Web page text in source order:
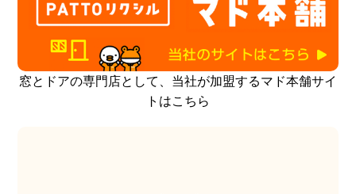
窓とドアの専門店として、当社が加盟するマド本舗サイ
トはこちら